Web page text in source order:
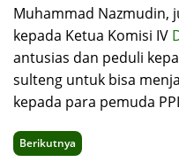
Muhammad Nazmudin,
kepada Ketua Komisi IV
antusias dan peduli
sulteng untuk bisa
kepada para pemuda
Berikutnya